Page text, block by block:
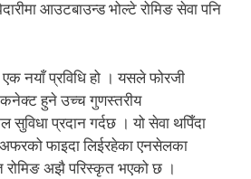
आउटबाउन्ड भोल्टे रोमिङ सेवा पनि
नयाँ प्रविधि हो । यसले फोरजी
कनेक्ट हुने उच्च गुणस्तरीय
प्रदान गर्दछ । यो सेवा थपिँदा
फाइदा लिईरहेका एनसेलका
रोमिङ अझै परिस्कृत भएको छ ।